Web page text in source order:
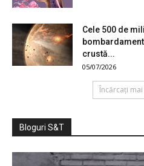
Cele 500 de
crustă...
05/07/2026
Încărcați
Bloguri S&T